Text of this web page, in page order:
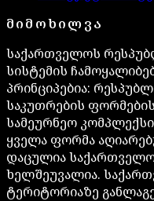
ᲛᲘᲛᲝᲮᲘᲚᲕᲐ
საქართველოს
სისტემის
პრინციპებია:
საკუთრების
სამეურნეო
ყველა ფორმა
დაცულია
ხელშეუვალია.
ტერიტორიაზე